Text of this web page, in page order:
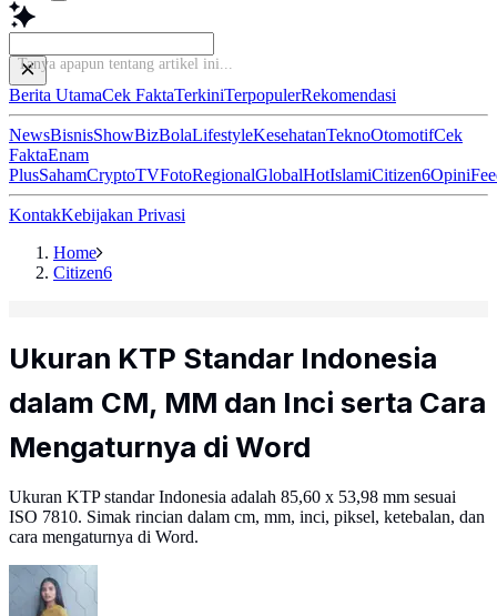
Baca l
Berita UtamaCek FaktaTerkiniTerpopulerRekomendasi
NewsBisnisShowBizBolaLifestyleKesehatanTeknoOtomotifCek
FaktaEnam
PlusSahamCryptoTVFotoRegionalGlobalHotIslamiCitizen6Opini
KontakKebijakan Privasi
Home
Citizen6
Ukuran KTP Standar Indonesia
dalam CM, MM dan Inci serta Cara
Mengaturnya di Word
Ukuran KTP standar Indonesia adalah 85,60 x 53,98 mm sesuai
ISO 7810. Simak rincian dalam cm, mm, inci, piksel, ketebalan, dan
cara mengaturnya di Word.